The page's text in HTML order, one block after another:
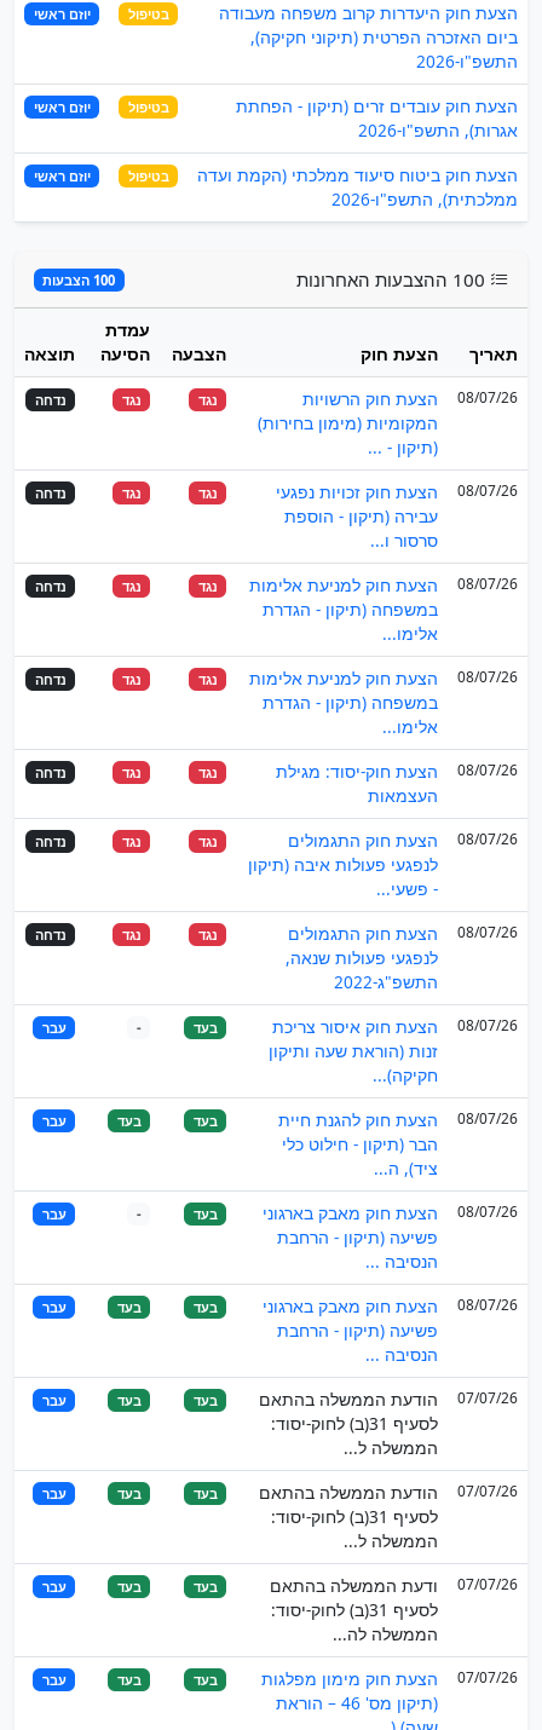
הצעת חוק היעדרות קרוב משפחה מעבודה
ביום האזכרה הפרטית (תיקוני חקיקה),
התשפ"ו-2026
בטיפול יוזם ראשי
הצעת חוק עובדים זרים (תיקון - הפחתת
אגרות), התשפ"ו-2026
בטיפול יוזם ראשי
הצעת חוק ביטוח סיעוד ממלכתי (הקמת ועדה
ממלכתית), התשפ"ו-2026
בטיפול יוזם ראשי
100 הצבעות
תאריך הצעת חוק הצבעה
עמדת
הסיעה
תוצאה
08/07/26
הצעת חוק הרשויות
המקומיות (מימון בחירות)
(תיקון - ...
נגד נגד נדחה
08/07/26
הצעת חוק זכויות נפגעי
עבירה (תיקון - הוספת
סרסור ו...
נגד נגד נדחה
08/07/26
הצעת חוק למניעת אלימות
במשפחה (תיקון - הגדרת
אלימו...
נגד נגד נדחה
08/07/26
הצעת חוק למניעת אלימות
במשפחה (תיקון - הגדרת
אלימו...
נגד נגד נדחה
08/07/26
הצעת חוק-יסוד: מגילת
העצמאות
נגד נגד נדחה
08/07/26
הצעת חוק התגמולים
לנפגעי פעולות איבה (תיקון
- פשעי...
נגד נגד נדחה
08/07/26
הצעת חוק התגמולים
לנפגעי פעולות שנאה,
התשפ"ג-2022
נגד נגד נדחה
08/07/26
הצעת חוק איסור צריכת
זנות (הוראת שעה ותיקון
חקיקה)...
בעד - עבר
08/07/26
הצעת חוק להגנת חיית
הבר (תיקון - חילוט כלי
ציד), ה...
בעד בעד עבר
08/07/26
הצעת חוק מאבק בארגוני
פשיעה (תיקון - הרחבת
הנסיבה ...
בעד - עבר
08/07/26
הצעת חוק מאבק בארגוני
פשיעה (תיקון - הרחבת
הנסיבה ...
בעד בעד עבר
07/07/26
הודעת הממשלה בהתאם
לסעיף 31(ב) לחוק-יסוד:
הממשלה ל...
בעד בעד עבר
07/07/26
הודעת הממשלה בהתאם
לסעיף 31(ב) לחוק-יסוד:
הממשלה ל...
בעד בעד עבר
07/07/26
ודעת הממשלה בהתאם
לסעיף 31(ב) לחוק-יסוד:
הממשלה לה...
בעד בעד עבר
07/07/26
הצעת חוק מימון מפלגות
(תיקון מס' 46 – הוראת
בעד בעד עבר